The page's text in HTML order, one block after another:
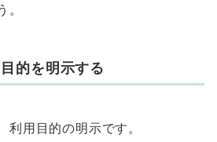
的を明示する
利用目的の明示です。